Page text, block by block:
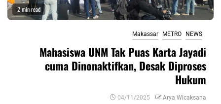
2 min read
Makassar METRO NEWS
Mahasiswa UNM Tak Puas Karta Jayadi
cuma Dinonaktifkan, Desak Diproses
Hukum
04/11/2025 Arya Wicaksana